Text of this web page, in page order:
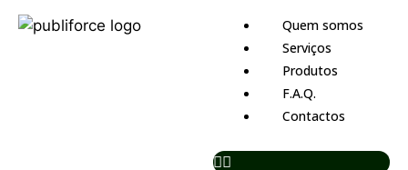
Quem somos
Serviços
Produtos
F.A.Q.
Contactos